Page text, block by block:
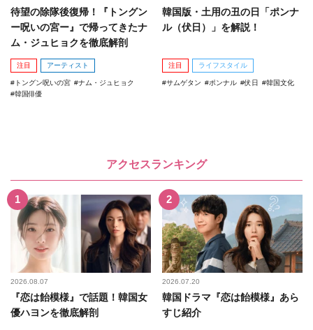
待望の除隊後復帰！『トングン
ー呪いの宮ー』で帰ってきたナ
ム・ジュヒョクを徹底解剖
注目 アーティスト
トングン呪いの宮
ナム・ジュヒョク
韓国俳優
韓国版・土用の丑の日「ポンナ
ル（伏日）」を解説！
注目 ライフスタイル
サムゲタン ポンナル 伏日 韓国文化
アクセスランキング
2026.08.07
『恋は飴模様』で話題！韓国女
優ハヨンを徹底解剖
2026.07.20
韓国ドラマ『恋は飴模様』あら
すじ紹介